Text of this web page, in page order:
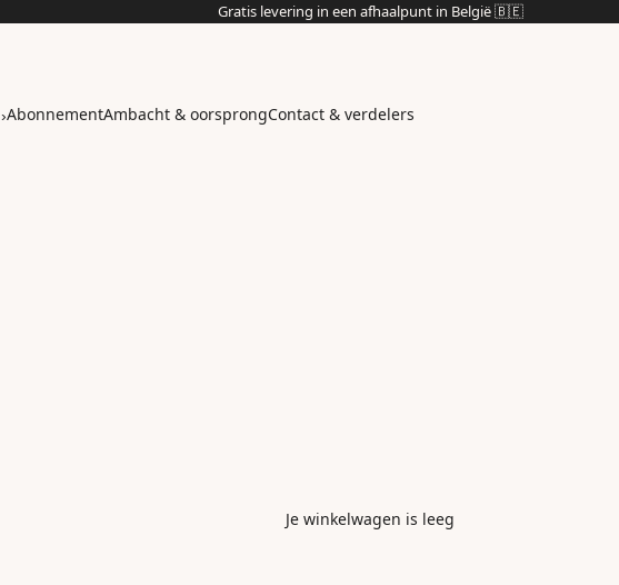
Gratis levering in een afhaalpunt in België 🇧🇪
›AbonnementAmbacht & oorsprongContact & verdelers
Je winkelwagen is leeg